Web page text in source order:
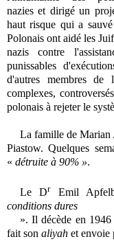
nazies et dirigé un
haut risque qui a
Polonais ont aidé les
nazis contre
punissables
d'autres membres
complexes,
polonais à rejeter le
La famille de Marian
Piastow. Quelques
« détruite à 90% ».
Le DrEmil
conditions dures
». Il décède en
fait son aliyah et envoie